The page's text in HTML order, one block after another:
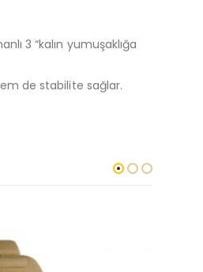
3 “kalın yumuşaklığa
de stabilite sağlar.